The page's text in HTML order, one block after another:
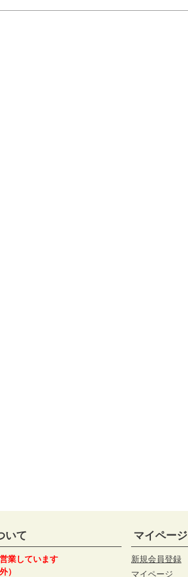
いて
業しています
）
マイページ
新規会員登録
マイページ